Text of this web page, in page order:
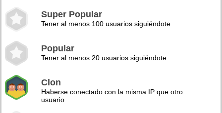
Super Popular
Tener al menos 100 usuarios siguiéndote
Popular
Tener al menos 20 usuarios siguiéndote
Clon
Haberse conectado con la misma IP que otro
usuario